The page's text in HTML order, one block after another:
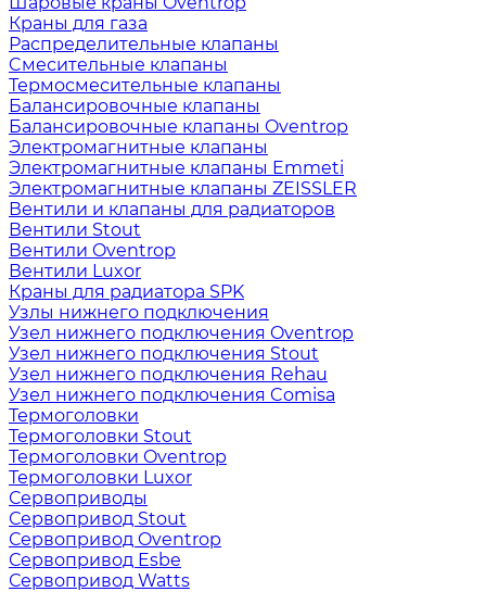
Краны для газа
Распределительные клапаны
Cмесительные клапаны
Термосмесительные клапаны
Балансировочные клапаны
Балансировочные клапаны Oventrop
Электромагнитные клапаны
Электромагнитные клапаны Emmeti
Электромагнитные клапаны ZEISSLER
Вентили и клапаны для радиаторов
Вентили Stout
Вентили Oventrop
Вентили Luxor
Краны для радиатора SPK
Узлы нижнего подключения
Узел нижнего подключения Oventrop
Узел нижнего подключения Stout
Узел нижнего подключения Rehau
Узел нижнего подключения Comisa
Термоголовки
Термоголовки Stout
Термоголовки Oventrop
Термоголовки Luxor
Сервоприводы
Сервопривод Stout
Сервопривод Oventrop
Сервопривод Esbe
Сервопривод Watts